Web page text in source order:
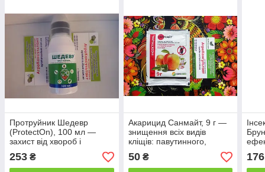
Протруйник Шедевр
(ProtectOn), 100 мл —
захист від хвороб і
шкідників
253 ₴
Акарицид Санмайт, 9 г —
знищення всіх видів
кліщів: павутинного,
суничного, виноградного
та інших
50₴ 176